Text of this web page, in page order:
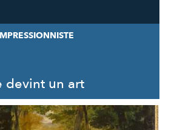
devint un art